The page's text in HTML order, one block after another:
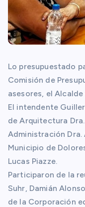
Lo presupuestado
Comisión de
asesores, el
El intendente
de Arquitectura
Administración Dra.
Municipio de
Lucas Piazze.
Participaron de la
Suhr, Damián
de la Corporación